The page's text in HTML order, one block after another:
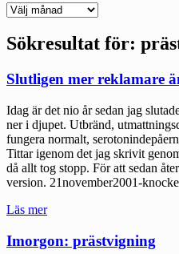
Deepedition
Sökresultat för:
Slutligen mer reklamare
Idag är det nio år sedan jag
ner i djupet. Utbränd,
fungera normalt,
Tittar igenom det jag skrivit
då allt tog stopp. För att sedan
version. 21november2001-
Läs mer"Slutligen
reklamare
Imorgon: prästvigning